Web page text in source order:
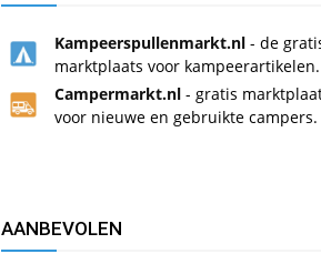
Kampeerspullenmarkt.nl - de
marktplaats voor kampeerartikelen.
Campermarkt.nl - gratis
voor nieuwe en gebruikte campers.
AANBEVOLEN